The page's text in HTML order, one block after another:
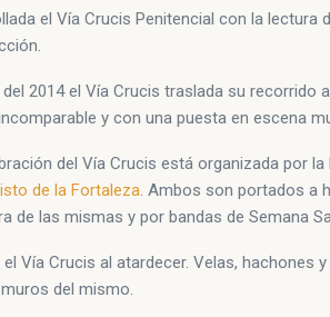
el Vía Crucis Penitencial con la
2014 el Vía Crucis traslada su recorrido
y con una puesta en escena
del Vía Crucis está organizada por
de la Fortaleza. Ambos son portados a
de las mismas y por bandas de Semana
el Vía Crucis al atardecer. Velas,
del mismo.